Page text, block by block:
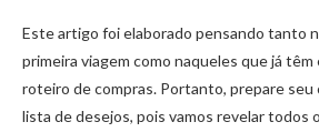
Este artigo foi elaborado pensando tanto
primeira viagem como naqueles que já
roteiro de compras. Portanto, prepare seu
lista de desejos, pois vamos revelar todos